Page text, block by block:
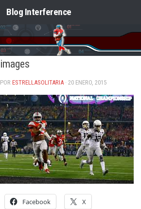
Saltar al contenido
Blog Interference
images
POR ESTRELLASOLITARIA · 20 ENERO, 2015
Facebook X